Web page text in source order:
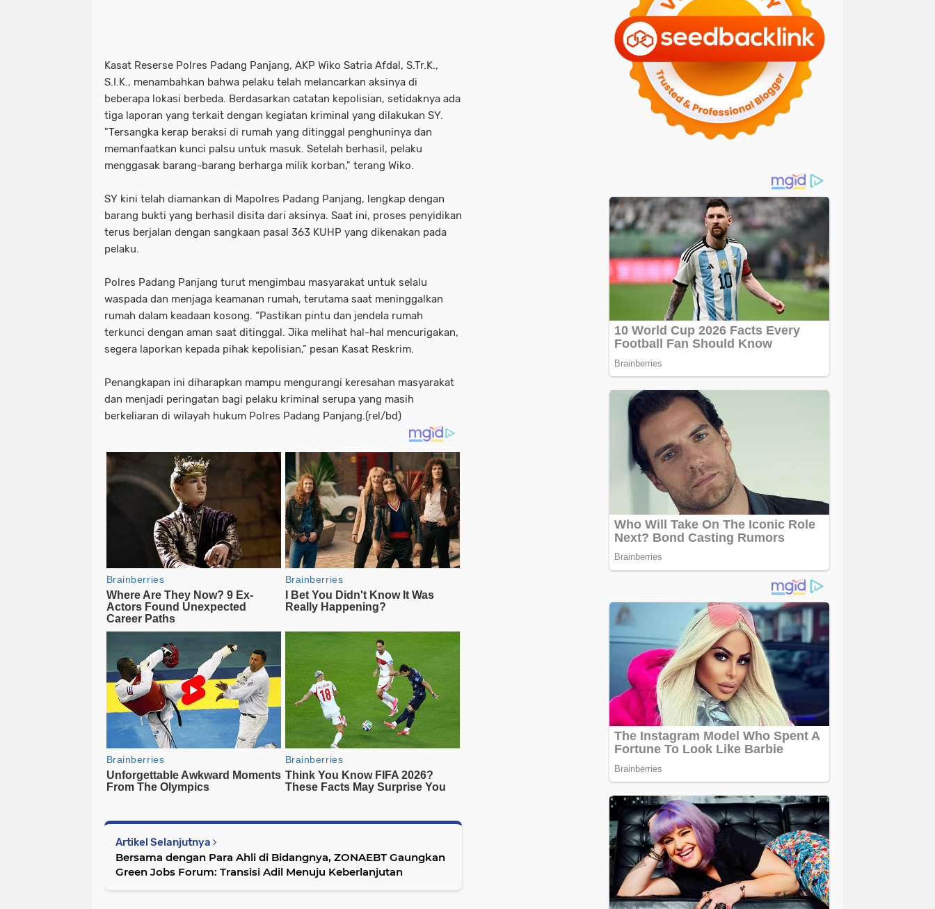
Kasat Reserse Polres Padang Panjang, AKP Wiko Satria Afdal, S.Tr.K.,
S.I.K., menambahkan bahwa pelaku telah melancarkan aksinya di
beberapa lokasi berbeda. Berdasarkan catatan kepolisian, setidaknya ada
tiga laporan yang terkait dengan kegiatan kriminal yang dilakukan SY.
"Tersangka kerap beraksi di rumah yang ditinggal penghuninya dan
memanfaatkan kunci palsu untuk masuk. Setelah berhasil, pelaku
menggasak barang-barang berharga milik korban," terang Wiko.
SY kini telah diamankan di Mapolres Padang Panjang, lengkap dengan
barang bukti yang berhasil disita dari aksinya. Saat ini, proses penyidikan
terus berjalan dengan sangkaan pasal 363 KUHP yang dikenakan pada
pelaku.
Polres Padang Panjang turut mengimbau masyarakat untuk selalu
waspada dan menjaga keamanan rumah, terutama saat meninggalkan
rumah dalam keadaan kosong. “Pastikan pintu dan jendela rumah
terkunci dengan aman saat ditinggal. Jika melihat hal-hal mencurigakan,
segera laporkan kepada pihak kepolisian,” pesan Kasat Reskrim.
Penangkapan ini diharapkan mampu mengurangi keresahan masyarakat
dan menjadi peringatan bagi pelaku kriminal serupa yang masih
berkeliaran di wilayah hukum Polres Padang Panjang.(rel/bd)
Artikel Selanjutnya
Bersama dengan Para Ahli di Bidangnya, ZONAEBT Gaungkan
Green Jobs Forum: Transisi Adil Menuju Keberlanjutan